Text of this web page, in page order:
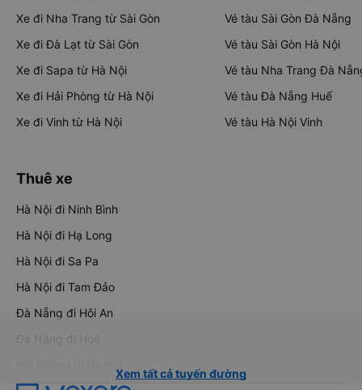
Xe đi Nha Trang từ Sài Gòn
Xe đi Đà Lạt từ Sài Gòn
Xe đi Sapa từ Hà Nội
Xe đi Hải Phòng từ Hà Nội
Xe đi Vinh từ Hà Nội
Vé tàu Sài Gòn Đà Nẵng
Vé tàu Sài Gòn Hà Nội
Vé tàu Nha Trang Đà
Vé tàu Đà Nẵng Huế
Vé tàu Hà Nội Vinh
Thuê xe
Hà Nội đi Ninh Bình
Hà Nội đi Hạ Long
Hà Nội đi Sa Pa
Hà Nội đi Tam Đảo
Đà Nẵng đi Hội An
Đà Nẵng đi Huế
Xem tất cả tuyến đường